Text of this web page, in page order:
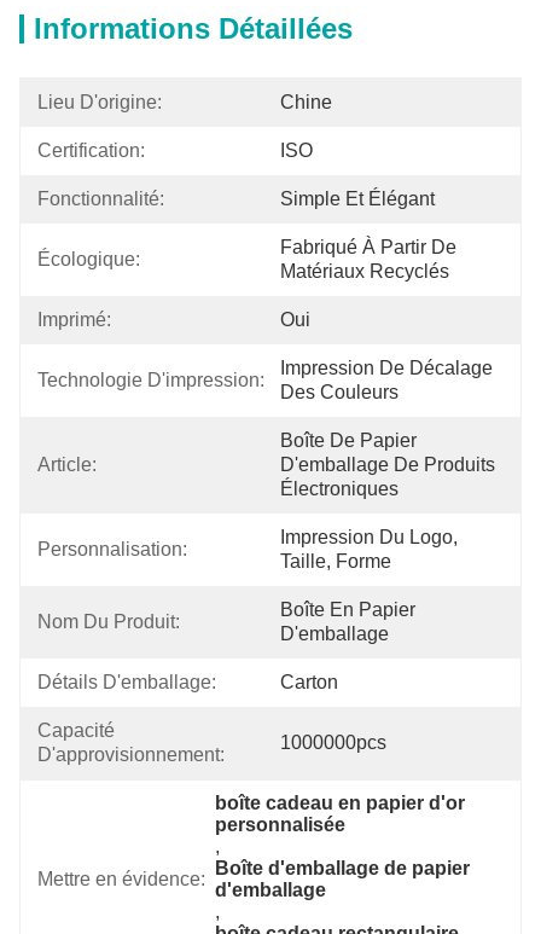
Informations Détaillées
Lieu D'origine: Chine
Certification: ISO
Fonctionnalité: Simple Et Élégant
Écologique:
Fabriqué À Partir De
Matériaux Recyclés
Imprimé: Oui
Technologie D'impression:
Impression De Décalage
Des Couleurs
Article:
Boîte De Papier
D'emballage De Produits
Électroniques
Personnalisation:
Impression Du Logo,
Taille, Forme
Nom Du Produit:
Boîte En Papier
D'emballage
Détails D'emballage: Carton
Capacité
D'approvisionnement:
1000000pcs
Mettre en évidence:
boîte cadeau en papier d'or
personnalisée
,
Boîte d'emballage de papier
d'emballage
,